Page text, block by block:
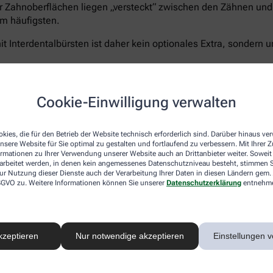
Cookie-Einwilligung verwalten
die für den Betrieb der Website technisch erforderlich sind. Darüber hinaus
Website für Sie optimal zu gestalten und fortlaufend zu verbessern. Mit Ihrer
zu Ihrer Verwendung unserer Website auch an Drittanbieter weiter. Soweit
werden, in denen kein angemessenes Datenschutzniveau besteht, stimmen
Nutzung dieser Dienste auch der Verarbeitung Ihrer Daten in diesen Ländern
zu. Weitere Informationen können Sie unserer Datenschutzerklärung
Nur notwendige akzeptieren Einstellungen
liegen „versteckt“ zwischen den Zähnen
häufigsten.
Interdentalbürsten ist daher kein optionales Extra, sondern
5.460 Filamenten für eine schonend-gründliche
Zahnpasta Enzycal 1450, die die natürliche
Außerdem dasCPS prime Starter Set– ein
Größen für eine vollständige und umfassende
Sanft zu Zähnen und Zahnfleisch – unerbittlich
der
schonen aber Zahnfleisch und- schmelz. Der
ermöglicht ein präzises, wirkungsvolles